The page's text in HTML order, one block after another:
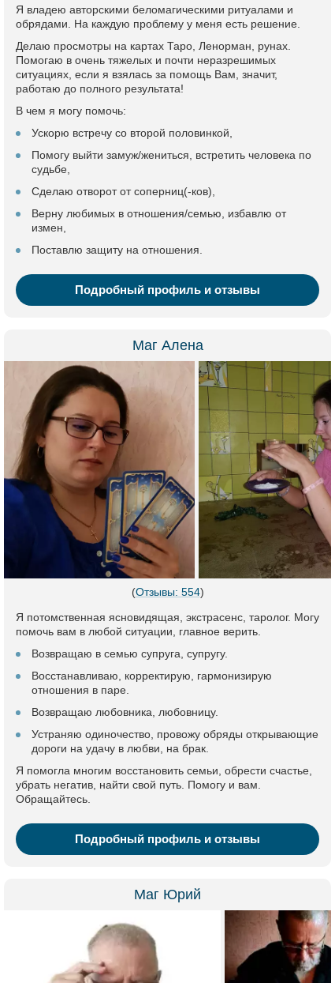
Я владею авторскими беломагическими ритуалами и
обрядами. На каждую проблему у меня есть решение.
Делаю просмотры на картах Таро, Ленорман, рунах.
Помогаю в очень тяжелых и почти неразрешимых
ситуациях, если я взялась за помощь Вам, значит,
работаю до полного результата!
В чем я могу помочь:
Ускорю встречу со второй половинкой,
Помогу выйти замуж/жениться, встретить человека по
судьбе,
Сделаю отворот от соперниц(-ков),
Верну любимых в отношения/семью, избавлю от
измен,
Поставлю защиту на отношения.
Подробный профиль и отзывы
Маг Алена
(Отзывы: 554)
Я потомственная ясновидящая, экстрасенс, таролог. Могу
помочь вам в любой ситуации, главное верить.
Возвращаю в семью супруга, супругу.
Восстанавливаю, корректирую, гармонизирую
отношения в паре.
Возвращаю любовника, любовницу.
Устраняю одиночество, провожу обряды открывающие
дороги на удачу в любви, на брак.
Я помогла многим восстановить семьи, обрести счастье,
убрать негатив, найти свой путь. Помогу и вам.
Обращайтесь.
Подробный профиль и отзывы
Маг Юрий